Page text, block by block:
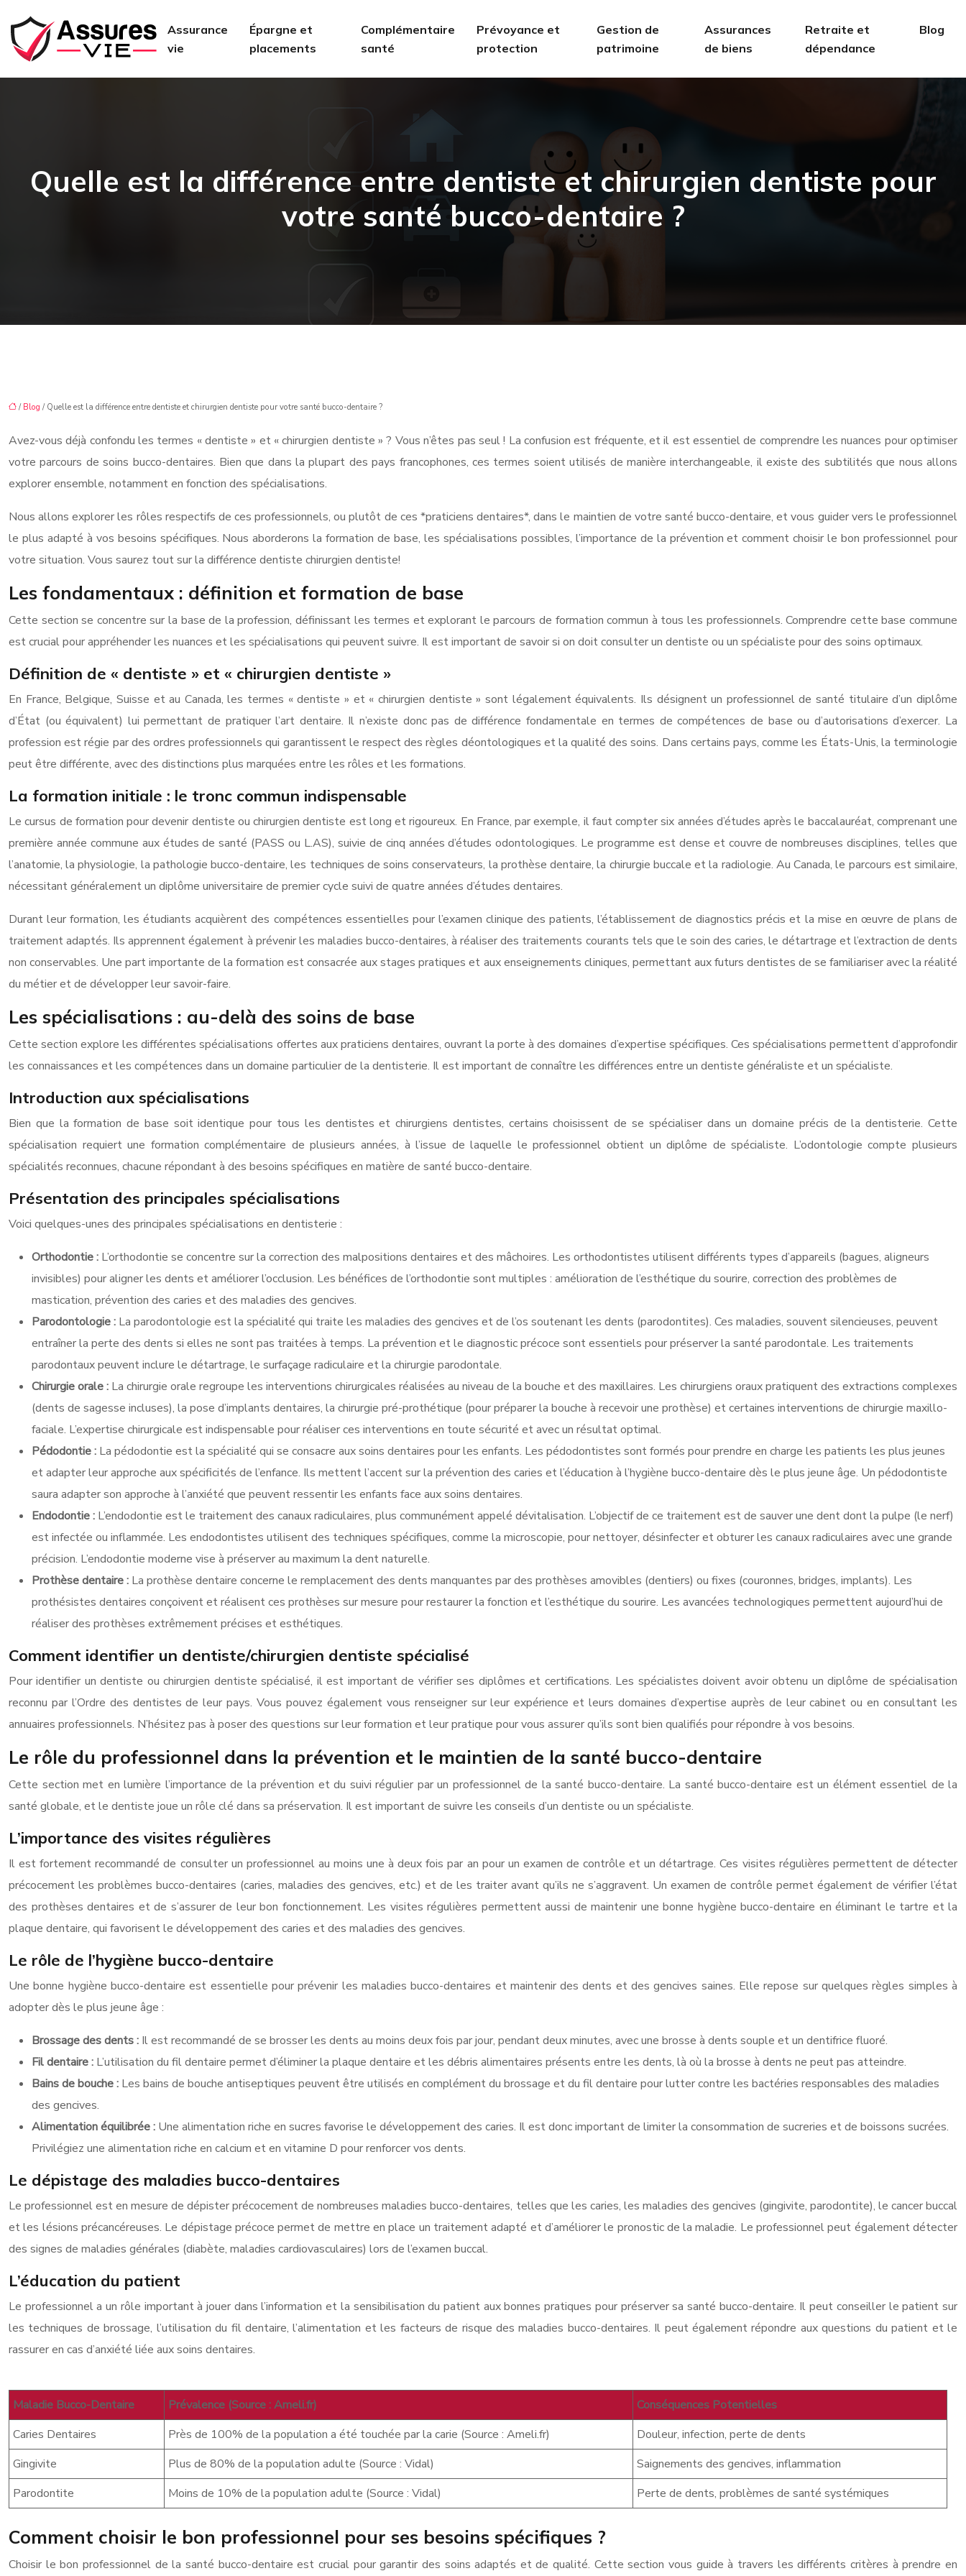
Assurance
vie
Épargne et
placements
Complémentaire
santé
Prévoyance et
protection
Gestion de
patrimoine
Assurances
de biens
Retraite et
dépendance
Blog
Quelle est la différence entre dentiste et chirurgien dentiste pour
votre santé bucco-dentaire ?
/ Blog / Quelle est la différence entre dentiste et chirurgien dentiste pour votre santé bucco-dentaire ?
Avez-vous déjà confondu les termes « dentiste » et « chirurgien dentiste » ? Vous n’êtes pas seul ! La confusion est fréquente, et il est essentiel de comprendre les nuances pour optimiser
votre parcours de soins bucco-dentaires. Bien que dans la plupart des pays francophones, ces termes soient utilisés de manière interchangeable, il existe des subtilités que nous allons
explorer ensemble, notamment en fonction des spécialisations.
Nous allons explorer les rôles respectifs de ces professionnels, ou plutôt de ces *praticiens dentaires*, dans le maintien de votre santé bucco-dentaire, et vous guider vers le professionnel
le plus adapté à vos besoins spécifiques. Nous aborderons la formation de base, les spécialisations possibles, l’importance de la prévention et comment choisir le bon professionnel pour
votre situation. Vous saurez tout sur la différence dentiste chirurgien dentiste!
Les fondamentaux : définition et formation de base
Cette section se concentre sur la base de la profession, définissant les termes et explorant le parcours de formation commun à tous les professionnels. Comprendre cette base commune
est crucial pour appréhender les nuances et les spécialisations qui peuvent suivre. Il est important de savoir si on doit consulter un dentiste ou un spécialiste pour des soins optimaux.
Définition de « dentiste » et « chirurgien dentiste »
En France, Belgique, Suisse et au Canada, les termes « dentiste » et « chirurgien dentiste » sont légalement équivalents. Ils désignent un professionnel de santé titulaire d’un diplôme
d’État (ou équivalent) lui permettant de pratiquer l’art dentaire. Il n’existe donc pas de différence fondamentale en termes de compétences de base ou d’autorisations d’exercer. La
profession est régie par des ordres professionnels qui garantissent le respect des règles déontologiques et la qualité des soins. Dans certains pays, comme les États-Unis, la terminologie
peut être différente, avec des distinctions plus marquées entre les rôles et les formations.
La formation initiale : le tronc commun indispensable
Le cursus de formation pour devenir dentiste ou chirurgien dentiste est long et rigoureux. En France, par exemple, il faut compter six années d’études après le baccalauréat, comprenant une
première année commune aux études de santé (PASS ou L.AS), suivie de cinq années d’études odontologiques. Le programme est dense et couvre de nombreuses disciplines, telles que
l’anatomie, la physiologie, la pathologie bucco-dentaire, les techniques de soins conservateurs, la prothèse dentaire, la chirurgie buccale et la radiologie. Au Canada, le parcours est similaire,
nécessitant généralement un diplôme universitaire de premier cycle suivi de quatre années d’études dentaires.
Durant leur formation, les étudiants acquièrent des compétences essentielles pour l’examen clinique des patients, l’établissement de diagnostics précis et la mise en œuvre de plans de
traitement adaptés. Ils apprennent également à prévenir les maladies bucco-dentaires, à réaliser des traitements courants tels que le soin des caries, le détartrage et l’extraction de dents
non conservables. Une part importante de la formation est consacrée aux stages pratiques et aux enseignements cliniques, permettant aux futurs dentistes de se familiariser avec la réalité
du métier et de développer leur savoir-faire.
Les spécialisations : au-delà des soins de base
Cette section explore les différentes spécialisations offertes aux praticiens dentaires, ouvrant la porte à des domaines d’expertise spécifiques. Ces spécialisations permettent d’approfondir
les connaissances et les compétences dans un domaine particulier de la dentisterie. Il est important de connaître les différences entre un dentiste généraliste et un spécialiste.
Introduction aux spécialisations
Bien que la formation de base soit identique pour tous les dentistes et chirurgiens dentistes, certains choisissent de se spécialiser dans un domaine précis de la dentisterie. Cette
spécialisation requiert une formation complémentaire de plusieurs années, à l’issue de laquelle le professionnel obtient un diplôme de spécialiste. L’odontologie compte plusieurs
spécialités reconnues, chacune répondant à des besoins spécifiques en matière de santé bucco-dentaire.
Présentation des principales spécialisations
Voici quelques-unes des principales spécialisations en dentisterie :
Orthodontie : L’orthodontie se concentre sur la correction des malpositions dentaires et des mâchoires. Les orthodontistes utilisent différents types d’appareils (bagues, aligneurs
invisibles) pour aligner les dents et améliorer l’occlusion. Les bénéfices de l’orthodontie sont multiples : amélioration de l’esthétique du sourire, correction des problèmes de
mastication, prévention des caries et des maladies des gencives.
Parodontologie : La parodontologie est la spécialité qui traite les maladies des gencives et de l’os soutenant les dents (parodontites). Ces maladies, souvent silencieuses, peuvent
entraîner la perte des dents si elles ne sont pas traitées à temps. La prévention et le diagnostic précoce sont essentiels pour préserver la santé parodontale. Les traitements
parodontaux peuvent inclure le détartrage, le surfaçage radiculaire et la chirurgie parodontale.
Chirurgie orale : La chirurgie orale regroupe les interventions chirurgicales réalisées au niveau de la bouche et des maxillaires. Les chirurgiens oraux pratiquent des extractions complexes
(dents de sagesse incluses), la pose d’implants dentaires, la chirurgie pré-prothétique (pour préparer la bouche à recevoir une prothèse) et certaines interventions de chirurgie maxillo-
faciale. L’expertise chirurgicale est indispensable pour réaliser ces interventions en toute sécurité et avec un résultat optimal.
Pédodontie : La pédodontie est la spécialité qui se consacre aux soins dentaires pour les enfants. Les pédodontistes sont formés pour prendre en charge les patients les plus jeunes
et adapter leur approche aux spécificités de l’enfance. Ils mettent l’accent sur la prévention des caries et l’éducation à l’hygiène bucco-dentaire dès le plus jeune âge. Un pédodontiste
saura adapter son approche à l’anxiété que peuvent ressentir les enfants face aux soins dentaires.
Endodontie : L’endodontie est le traitement des canaux radiculaires, plus communément appelé dévitalisation. L’objectif de ce traitement est de sauver une dent dont la pulpe (le nerf)
est infectée ou inflammée. Les endodontistes utilisent des techniques spécifiques, comme la microscopie, pour nettoyer, désinfecter et obturer les canaux radiculaires avec une grande
précision. L’endodontie moderne vise à préserver au maximum la dent naturelle.
Prothèse dentaire : La prothèse dentaire concerne le remplacement des dents manquantes par des prothèses amovibles (dentiers) ou fixes (couronnes, bridges, implants). Les
prothésistes dentaires conçoivent et réalisent ces prothèses sur mesure pour restaurer la fonction et l’esthétique du sourire. Les avancées technologiques permettent aujourd’hui de
réaliser des prothèses extrêmement précises et esthétiques.
Comment identifier un dentiste/chirurgien dentiste spécialisé
Pour identifier un dentiste ou chirurgien dentiste spécialisé, il est important de vérifier ses diplômes et certifications. Les spécialistes doivent avoir obtenu un diplôme de spécialisation
reconnu par l’Ordre des dentistes de leur pays. Vous pouvez également vous renseigner sur leur expérience et leurs domaines d’expertise auprès de leur cabinet ou en consultant les
annuaires professionnels. N’hésitez pas à poser des questions sur leur formation et leur pratique pour vous assurer qu’ils sont bien qualifiés pour répondre à vos besoins.
Le rôle du professionnel dans la prévention et le maintien de la santé bucco-dentaire
Cette section met en lumière l’importance de la prévention et du suivi régulier par un professionnel de la santé bucco-dentaire. La santé bucco-dentaire est un élément essentiel de la
santé globale, et le dentiste joue un rôle clé dans sa préservation. Il est important de suivre les conseils d’un dentiste ou un spécialiste.
L’importance des visites régulières
Il est fortement recommandé de consulter un professionnel au moins une à deux fois par an pour un examen de contrôle et un détartrage. Ces visites régulières permettent de détecter
précocement les problèmes bucco-dentaires (caries, maladies des gencives, etc.) et de les traiter avant qu’ils ne s’aggravent. Un examen de contrôle permet également de vérifier l’état
des prothèses dentaires et de s’assurer de leur bon fonctionnement. Les visites régulières permettent aussi de maintenir une bonne hygiène bucco-dentaire en éliminant le tartre et la
plaque dentaire, qui favorisent le développement des caries et des maladies des gencives.
Le rôle de l’hygiène bucco-dentaire
Une bonne hygiène bucco-dentaire est essentielle pour prévenir les maladies bucco-dentaires et maintenir des dents et des gencives saines. Elle repose sur quelques règles simples à
adopter dès le plus jeune âge :
Brossage des dents : Il est recommandé de se brosser les dents au moins deux fois par jour, pendant deux minutes, avec une brosse à dents souple et un dentifrice fluoré.
Fil dentaire : L’utilisation du fil dentaire permet d’éliminer la plaque dentaire et les débris alimentaires présents entre les dents, là où la brosse à dents ne peut pas atteindre.
Bains de bouche : Les bains de bouche antiseptiques peuvent être utilisés en complément du brossage et du fil dentaire pour lutter contre les bactéries responsables des maladies
des gencives.
Alimentation équilibrée : Une alimentation riche en sucres favorise le développement des caries. Il est donc important de limiter la consommation de sucreries et de boissons sucrées.
Privilégiez une alimentation riche en calcium et en vitamine D pour renforcer vos dents.
Le dépistage des maladies bucco-dentaires
Le professionnel est en mesure de dépister précocement de nombreuses maladies bucco-dentaires, telles que les caries, les maladies des gencives (gingivite, parodontite), le cancer buccal
et les lésions précancéreuses. Le dépistage précoce permet de mettre en place un traitement adapté et d’améliorer le pronostic de la maladie. Le professionnel peut également détecter
des signes de maladies générales (diabète, maladies cardiovasculaires) lors de l’examen buccal.
L’éducation du patient
Le professionnel a un rôle important à jouer dans l’information et la sensibilisation du patient aux bonnes pratiques pour préserver sa santé bucco-dentaire. Il peut conseiller le patient sur
les techniques de brossage, l’utilisation du fil dentaire, l’alimentation et les facteurs de risque des maladies bucco-dentaires. Il peut également répondre aux questions du patient et le
rassurer en cas d’anxiété liée aux soins dentaires.
Maladie Bucco-Dentaire Prévalence (Source : Ameli.fr)
Conséquences Potentielles
Caries Dentaires
Près de 100% de la population a été touchée par la carie (Source : Ameli.fr)
Douleur, infection, perte de dents
Gingivite
Plus de 80% de la population adulte (Source : Vidal)
Saignements des gencives, inflammation
Parodontite
Moins de 10% de la population adulte (Source : Vidal) Perte de dents, problèmes de santé systémiques
Comment choisir le bon professionnel pour ses besoins spécifiques ?
Choisir le bon professionnel de la santé bucco-dentaire est crucial pour garantir des soins adaptés et de qualité. Cette section vous guide à travers les différents critères à prendre en